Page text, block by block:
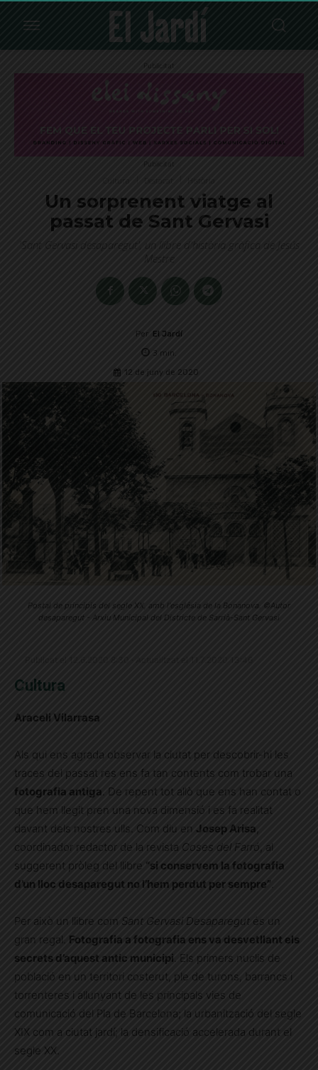
Publicitat
Publicitat
Un sorprenent viatge al
passat de Sant Gervasi
'Sant Gervasi desaparegut', un llibre d'història gràfica de Jesús
Mestre
Per El Jardí
3 min.
12 de juny de 2020
Postal de principis del segle XX, amb l'església de la Bonanova. ©Autor
desaparegut - Arxiu Municipal del Districte de Sarrià-Sant Gervasi
Cultura
Araceli Vilarrasa
Als qui ens agrada observar la ciutat per descobrir-hi les
traces del passat res ens fa tan contents com trobar una
fotografia antiga. De repent tot allò que ens han contat o
que hem llegit pren una nova dimensió i es fa realitat
davant dels nostres ulls. Com diu en Josep Arisa,
coordinador redactor de la revista Coses del Farró, al
suggerent pròleg del llibre “si conservem la fotografia
d’un lloc desaparegut no l’hem perdut per sempre” .
Per això un llibre com Sant Gervasi Desaparegut és un
gran regal. Fotografia a fotografia ens va desvetllant els
secrets d’aquest antic municipi. Els primers nuclis de
població en un territori costerut, ple de turons, barrancs i
torrenteres i allunyant de les principals vies de
comunicació del Pla de Barcelona; la urbanització del segle
XIX com a ciutat jardí; la densificació accelerada durant el
segle XX.